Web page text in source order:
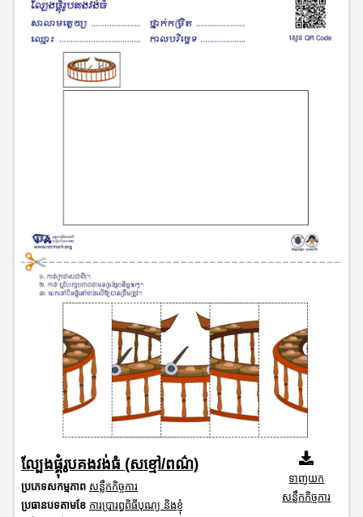
ល្បែងផ្គុំរូបគងវង់ធំ (សខ្មៅ/ពណ៌)
ប្រភេទសកម្មភាព សន្លឹកកិច្ចការ
ប្រធានបទតាមខែ ការប្រារព្ធពិធីបុណ្យ និងខ្ញុំ
ទាញយក
សន្លឹកកិច្ចការ